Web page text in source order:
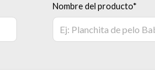
Nombre del producto*